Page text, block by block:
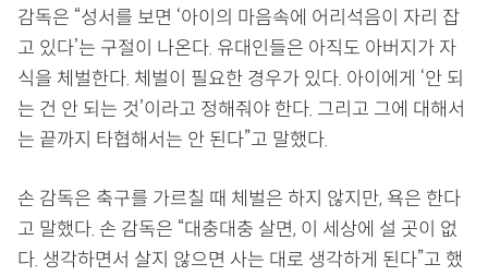
감독은 “성서를 보면 ‘아이의 마음속에 어리석음이 자리 잡
고 있다’는 구절이 나온다. 유대인들은 아직도 아버지가 자
식을 체벌한다. 체벌이 필요한 경우가 있다. 아이에게 ‘안 되
는 건 안 되는 것’이라고 정해줘야 한다. 그리고 그에 대해서
는 끝까지 타협해서는 안 된다”고 말했다.
손 감독은 축구를 가르칠 때 체벌은 하지 않지만, 욕은 한다
고 말했다. 손 감독은 “대충대충 살면, 이 세상에 설 곳이 없
다. 생각하면서 살지 않으면 사는 대로 생각하게 된다”고 했